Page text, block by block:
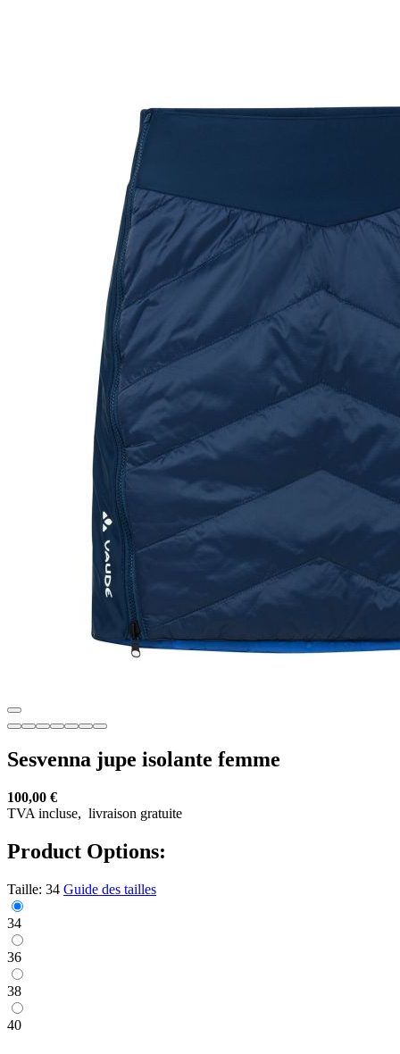
Sesvenna jupe isolante femme
100,00 €
TVA incluse, livraison gratuite
Product Options:
Taille: 34 Guide des tailles
34
36
38
40